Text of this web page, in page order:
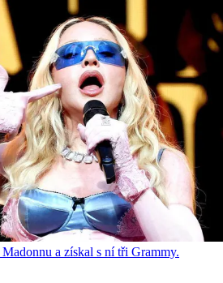
a získal s ní tři Grammy.